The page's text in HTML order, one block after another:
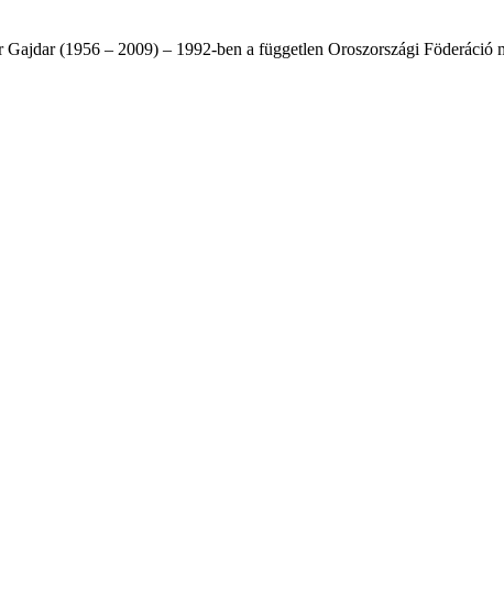
(1956 – 2009) – 1992-ben a független Oroszországi